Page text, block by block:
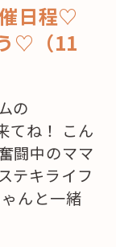
日程♡
♡（11
の
てね！ こん
闘中のママ
テキライフ
んと一緒